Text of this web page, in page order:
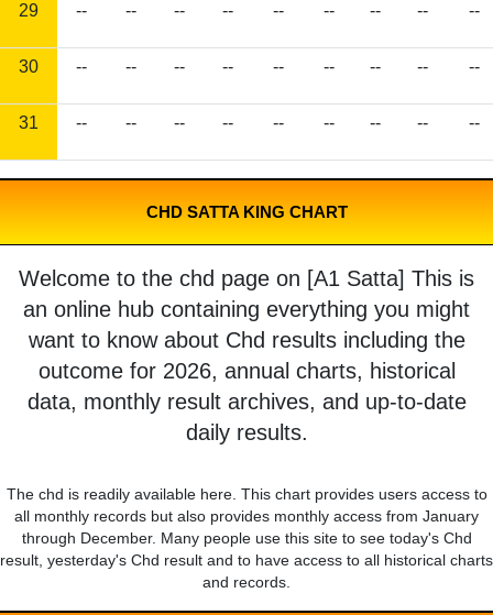
29 -- -- -- -- -- -- -- -- --
30 -- -- -- -- -- -- -- -- --
31 -- -- -- -- -- -- -- -- --
CHD SATTA KING CHART
Welcome to the chd page on [A1 Satta] This is
an online hub containing everything you might
want to know about Chd results including the
outcome for 2026, annual charts, historical
data, monthly result archives, and up-to-date
daily results.
The chd is readily available here. This chart provides users access to
all monthly records but also provides monthly access from January
through December. Many people use this site to see today's Chd
result, yesterday's Chd result and to have access to all historical charts
and records.